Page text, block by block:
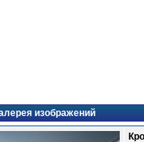
изображений